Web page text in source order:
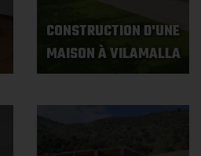
CONSTRUCTION D'UNE
MAISON À VILAMALLA